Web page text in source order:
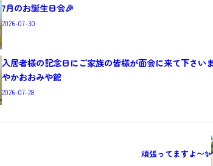
7月のお誕生日会🎉
2026-07-30
入居者様の記念日にご家族の皆様が面会に来て下さ
やかおおみや館
2026-07-28
頑張ってますよ〜✨